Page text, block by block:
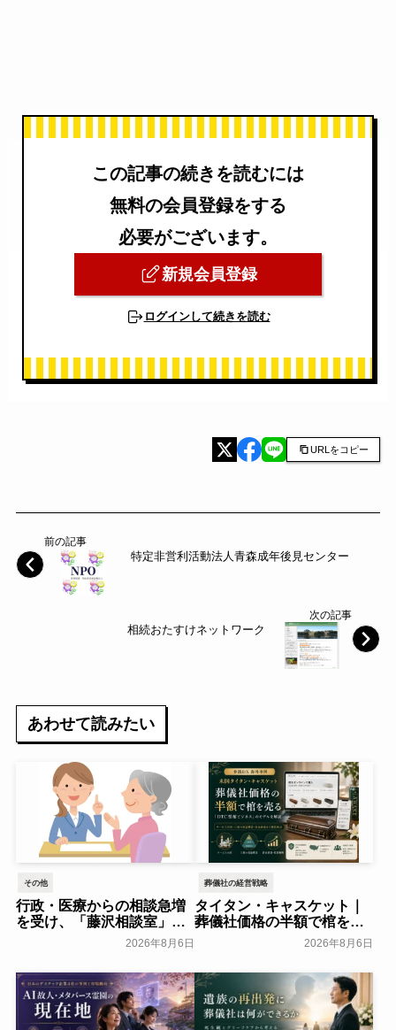
この記事の続きを読むには
無料の会員登録をする
必要がございます。
新規会員登録
ログインして続きを読む
URLをコピー
前の記事
特定非営利活動法人青森成年後見センター
次の記事
相続おたすけネットワーク
あわせて読みたい
その他
行政・医療からの相談急増
を受け、「藤沢相談室」を
開設～アドバンスライフプ
2026年8月6日
葬儀社の経営戦略
タイタン・キャスケット｜
葬儀社価格の半額で棺を売
る「DTC型棺ビジネス」の
2026年8月6日